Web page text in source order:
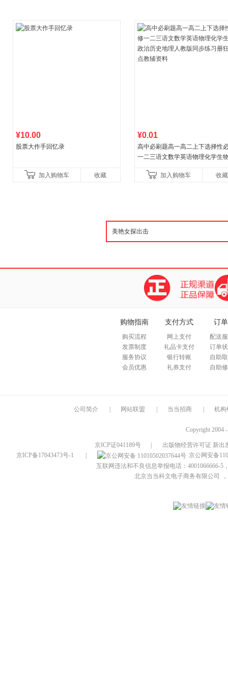
¥10.00
股票大作手回忆录
加入购物车 收藏
¥0.01
高中必刷题高一高二上下选择性
一二三语文数学英语物理化学生
教辅资料加入购物车 收藏
购物指南
购买流程
发票制度
服务协议
会员优惠
支付方式
网上支付
礼品卡支付
银行转账
礼券支付
订
配送
订单
自助
自助
公司简介 网站联盟 当当招商 机构
Copyright 2004
京ICP证041189号
出版物经营许可证 新出
京ICP备17043473号-1
京公网安备
互联网违法和不良信息举报电话：4001066666-5
北京当当科文电子商务有限公司